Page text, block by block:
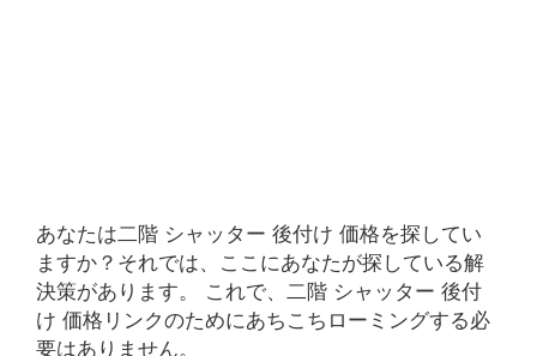
あなたは二階 シャッター 後付け 価格を探してい
ますか？それでは、ここにあなたが探している解
決策があります。 これで、二階 シャッター 後付
け 価格リンクのためにあちこちローミングする必
要はありません。